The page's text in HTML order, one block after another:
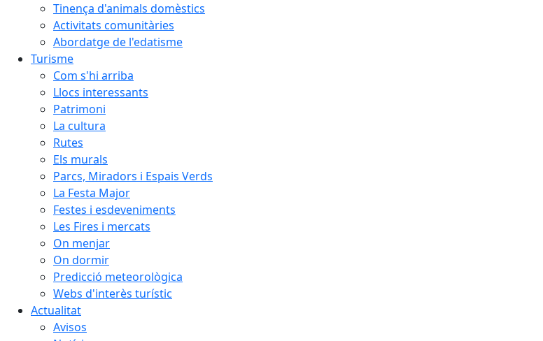
Tinença d'animals domèstics
Activitats comunitàries
Abordatge de l'edatisme
Turisme
Com s'hi arriba
Llocs interessants
Patrimoni
La cultura
Rutes
Els murals
Parcs, Miradors i Espais Verds
La Festa Major
Festes i esdeveniments
Les Fires i mercats
On menjar
On dormir
Predicció meteorològica
Webs d'interès turístic
Actualitat
Avisos